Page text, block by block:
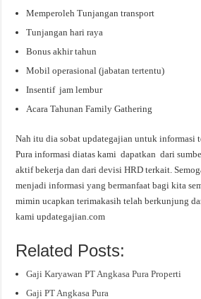
Memperoleh Tunjangan transport
Tunjangan hari raya
Bonus akhir tahun
Mobil operasional (jabatan tertentu)
Insentif jam lembur
Acara Tahunan Family Gathering
Nah itu dia sobat updategajian untuk informasi
Pura informasi diatas kami dapatkan dari
aktif bekerja dan dari devisi HRD terkait.
menjadi informasi yang bermanfaat bagi kita
mimin ucapkan terimakasih telah berkunjung
kami updategajian.com
Related Posts:
Gaji Karyawan PT Angkasa Pura Properti
Gaji PT Angkasa Pura